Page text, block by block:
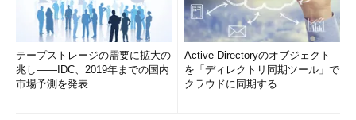
Cygwin 1.3.2の場合、ダウンロードされたファイルは合計で
54.1Mbytes でした。従って、ブロードバンド接続でもかなり時
間がかかります。
インストールが終了すると、アイコンやメニューへの登録を指
テープストレージの需要に拡大の
兆し――IDC、2019年までの国内
市場予測を発表
Active Directoryのオブジェクト
を「ディレクトリ同期ツール」で
クラウドに同期する